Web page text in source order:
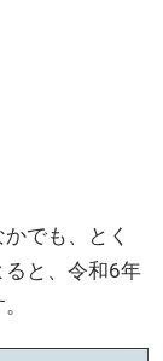
でも、とく
と、令和6年